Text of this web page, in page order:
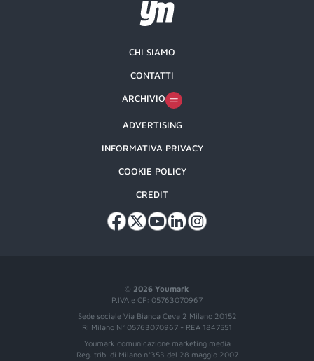
© 2026 Youmark
P.IVA e CF: 05763070967
Sede sociale Via Bianca Ceva 2 Milano 20152
RI Milano N° 05763070967 - REA 1847551
Youmark comunicazione marketing media
Reg. trib. di Milano n°353 del 28 maggio 2007
CHI SIAMO
CONTATTI
ARCHIVIO
ADVERTISING
INFORMATIVA PRIVACY
COOKIE POLICY
CREDIT